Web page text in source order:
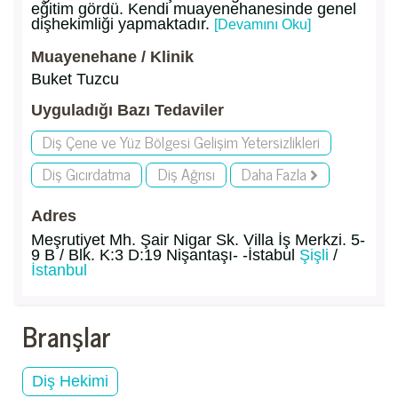
eğitim gördü. Kendi muayenehanesinde genel
dişhekimliği yapmaktadır. [Devamını Oku]
Muayenehane / Klinik
Buket Tuzcu
Uyguladığı Bazı Tedaviler
Diş Çene ve Yüz Bölgesi Gelişim Yetersizlikleri
Diş Gıcırdatma
Diş Ağrısı Daha Fazla
Adres
Meşrutiyet Mh. Şair Nigar Sk. Villa İş Merkzi. 5-
9 B / Blk. K:3 D:19 Nişantaşı- -İstabul Şişli /
İstanbul
Branşlar
Diş Hekimi